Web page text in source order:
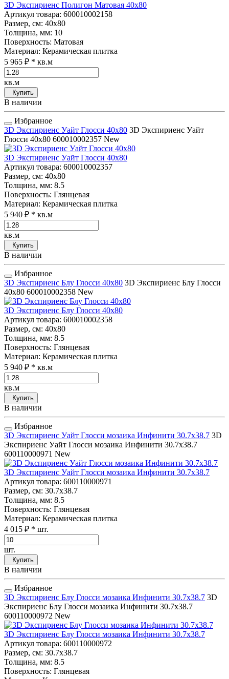
3D Экспириенс Полигон Матовая 40x80
Артикул товара: 600010002158
Размер, см: 40x80
Толщина, мм: 10
Поверхность: Матовая
Материал: Керамическая плитка
5 965 ₽ * кв.м
кв.м
Купить
В наличии
Избранное
3D Экспириенс Уайт Глосси 40x80 3D Экспириенс Уайт
Глосси 40x80 600010002357 New
3D Экспириенс Уайт Глосси 40x80
Артикул товара: 600010002357
Размер, см: 40x80
Толщина, мм: 8.5
Поверхность: Глянцевая
Материал: Керамическая плитка
5 940 ₽ * кв.м
кв.м
Купить
В наличии
Избранное
3D Экспириенс Блу Глосси 40x80 3D Экспириенс Блу Глосси
40x80 600010002358 New
3D Экспириенс Блу Глосси 40x80
Артикул товара: 600010002358
Размер, см: 40x80
Толщина, мм: 8.5
Поверхность: Глянцевая
Материал: Керамическая плитка
5 940 ₽ * кв.м
кв.м
Купить
В наличии
Избранное
3D Экспириенс Уайт Глосси мозаика Инфинити 30.7x38.7 3D
Экспириенс Уайт Глосси мозаика Инфинити 30.7x38.7
600110000971 New
3D Экспириенс Уайт Глосси мозаика Инфинити 30.7x38.7
Артикул товара: 600110000971
Размер, см: 30.7x38.7
Толщина, мм: 8.5
Поверхность: Глянцевая
Материал: Керамическая плитка
4 015 ₽ * шт.
шт.
Купить
В наличии
Избранное
3D Экспириенс Блу Глосси мозаика Инфинити 30.7x38.7 3D
Экспириенс Блу Глосси мозаика Инфинити 30.7x38.7
600110000972 New
3D Экспириенс Блу Глосси мозаика Инфинити 30.7x38.7
Артикул товара: 600110000972
Размер, см: 30.7x38.7
Толщина, мм: 8.5
Поверхность: Глянцевая